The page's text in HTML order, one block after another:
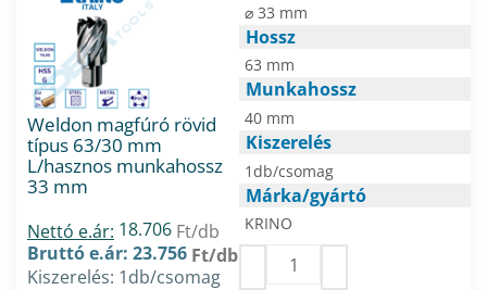
Weldon magfúró rövid
típus 63/30 mm
L/hasznos munkahossz
33 mm
Nettó e.ár: 18.706 Ft/db
Bruttó e.ár: 23.756 Ft/db
Kiszerelés: 1db/csomag
⌀ 33 mm
Hossz
63 mm
Munkahossz
40 mm
Kiszerelés
1db/csomag
Márka/gyártó
KRINO